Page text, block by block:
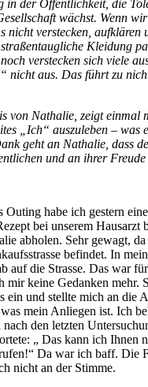
in der Öffentlichkeit, die
wächst. Wenn
nicht verstecken, aufklären
Kleidung
verstecken sich viele
nicht aus. Das führt zu
von Nathalie, zeigt einmal
„Ich“ auszuleben – was
geht an Nathalie, dass
und an ihrer
Outing habe ich gestern
bei unserem Hausarzt
abholen. Sehr gewagt,
befindet. In
auf die Strasse. Das war
mir keine Gedanken mehr.
ein und stellte mich an die
mein Anliegen ist. Ich
den letzten
„ Das kann ich Ihnen
Da war ich baff. Die
nicht an der Stimme.